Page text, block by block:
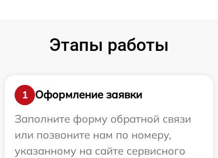
Этапы работы
1
Оформление заявки
Заполните форму обратной связи
или позвоните нам по номеру,
указанному на сайте сервисного